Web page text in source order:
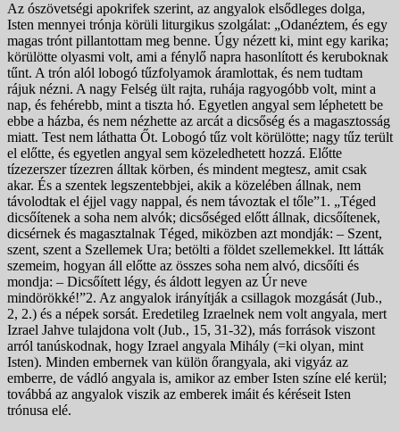
Az ószövetségi apokrifek szerint, az angyalok elsődleges dolga,
Isten mennyei trónja körüli liturgikus szolgálat: „Odanéztem, és egy
magas trónt pillantottam meg benne. Úgy nézett ki, mint egy karika;
körülötte olyasmi volt, ami a fénylő napra hasonlított és keruboknak
tűnt. A trón alól lobogó tűzfolyamok áramlottak, és nem tudtam
rájuk nézni. A nagy Felség ült rajta, ruhája ragyogóbb volt, mint a
nap, és fehérebb, mint a tiszta hó. Egyetlen angyal sem léphetett be
ebbe a házba, és nem nézhette az arcát a dicsőség és a magasztosság
miatt. Test nem láthatta Őt. Lobogó tűz volt körülötte; nagy tűz terült
el előtte, és egyetlen angyal sem közeledhetett hozzá. Előtte
tízezerszer tízezren álltak körben, és mindent megtesz, amit csak
akar. És a szentek legszentebbjei, akik a közelében állnak, nem
távolodtak el éjjel vagy nappal, és nem távoztak el tőle”1. „Téged
dicsőítenek a soha nem alvók; dicsőséged előtt állnak, dicsőítenek,
dicsérnek és magasztalnak Téged, miközben azt mondják: – Szent,
szent, szent a Szellemek Ura; betölti a földet szellemekkel. Itt látták
szemeim, hogyan áll előtte az összes soha nem alvó, dicsőíti és
mondja: – Dicsőített légy, és áldott legyen az Úr neve
mindörökké!”2. Az angyalok irányítják a csillagok mozgását (Jub.,
2, 2.) és a népek sorsát. Eredetileg Izraelnek nem volt angyala, mert
Izrael Jahve tulajdona volt (Jub., 15, 31-32), más források viszont
arról tanúskodnak, hogy Izrael angyala Mihály (=ki olyan, mint
Isten). Minden embernek van külön őrangyala, aki vigyáz az
emberre, de vádló angyala is, amikor az ember Isten színe elé kerül;
továbbá az angyalok viszik az emberek imáit és kéréseit Isten
trónusa elé.